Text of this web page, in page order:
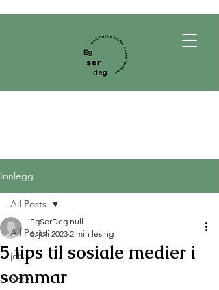
Innlegg
All Posts
jobb
SEO
All Posts
5 tips til sosiale medier i
sommar
EgSerDeg null
6. juli 2023 2 min lesing